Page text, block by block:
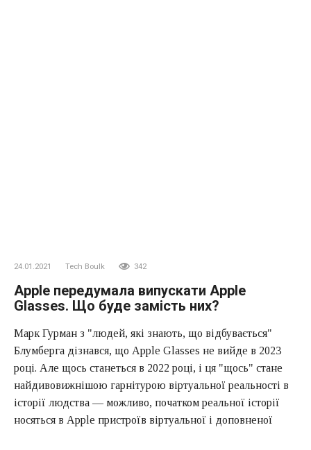
24.01.2021 Tech Boulk 342
Apple передумала випускати Apple
Glasses. Що буде замість них?
Марк Гурман з "людей, які знають, що відбувається"
Блумберга дізнався, що Apple Glasses не вийде в 2023
році. Але щось станеться в 2022 році, і ця "щось" стане
найдивовижнішою гарнітурою віртуальної реальності в
історії людства — можливо, початком реальної історії
носяться в Apple пристроїв віртуальної і доповненої